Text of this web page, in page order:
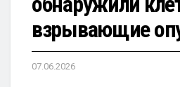
взрывающие
07.06.2026